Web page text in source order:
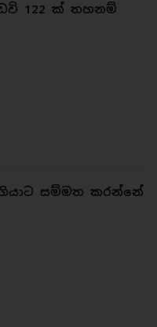
122 ක් තහනම්
සම්මත කරන්නේ